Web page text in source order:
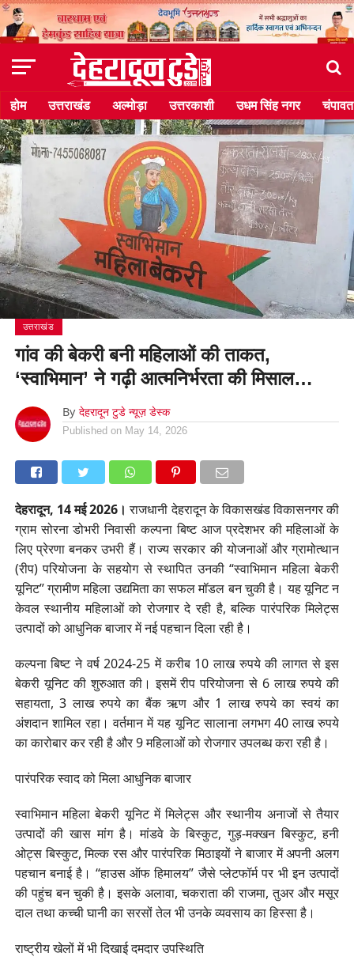
होम उत्तराखंड अल्मोड़ा उत्तरकाशी उधम सिंह नगर चंपावत
उत्तराखंड
गांव की बेकरी बनी महिलाओं की ताकत,
‘स्वाभिमान’ ने गढ़ी आत्मनिर्भरता की मिसाल…
By देहरादून टुडे न्यूज़ डेस्क
Published on May 14, 2026
देहरादून, 14 मई 2026।राजधानी देहरादून के विकासखंड विकासनगर की
ग्राम सोरना डोभरी निवासी कल्पना बिष्ट आज प्रदेशभर की महिलाओं के
लिए प्रेरणा बनकर उभरी हैं। राज्य सरकार की योजनाओं और ग्रामोत्थान
(रीप) परियोजना के सहयोग से स्थापित उनकी “स्वाभिमान महिला बेकरी
यूनिट” ग्रामीण महिला उद्यमिता का सफल मॉडल बन चुकी है। यह यूनिट न
केवल स्थानीय महिलाओं को रोजगार दे रही है, बल्कि पारंपरिक मिलेट्स
उत्पादों को आधुनिक बाजार में नई पहचान दिला रही है।
कल्पना बिष्ट ने वर्ष 2024-25 में करीब 10 लाख रुपये की लागत से इस
बेकरी यूनिट की शुरुआत की। इसमें रीप परियोजना से 6 लाख रुपये की
सहायता, 3 लाख रुपये का बैंक ऋण और 1 लाख रुपये का स्वयं का
अंशदान शामिल रहा। वर्तमान में यह यूनिट सालाना लगभग 40 लाख रुपये
का कारोबार कर रही है और 9 महिलाओं को रोजगार उपलब्ध करा रही है।
पारंपरिक स्वाद को मिला आधुनिक बाजार
स्वाभिमान महिला बेकरी यूनिट में मिलेट्स और स्थानीय अनाजों से तैयार
उत्पादों की खास मांग है। मांडवे के बिस्कुट, गुड़-मक्खन बिस्कुट, हनी
ओट्स बिस्कुट, मिल्क रस और पारंपरिक मिठाइयों ने बाजार में अपनी अलग
पहचान बनाई है। “हाउस ऑफ हिमालय” जैसे प्लेटफॉर्म पर भी इन उत्पादों
की पहुंच बन चुकी है। इसके अलावा, चकराता की राजमा, तुअर और मसूर
दाल तथा कच्ची घानी का सरसों तेल भी उनके व्यवसाय का हिस्सा है।
राष्ट्रीय खेलों में भी दिखाई दमदार उपस्थिति